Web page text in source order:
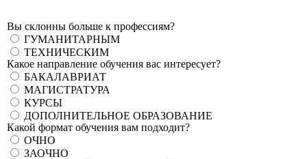
Вы склонны больше к профессиям?
ГУМАНИТАРНЫМ
ТЕХНИЧЕСКИМ
Какое направление обучения вас интересует?
БАКАЛАВРИАТ
МАГИСТРАТУРА
КУРСЫ
ДОПОЛНИТЕЛЬНОЕ ОБРАЗОВАНИЕ
Какой формат обучения вам подходит?
ОЧНО
ЗАОЧНО